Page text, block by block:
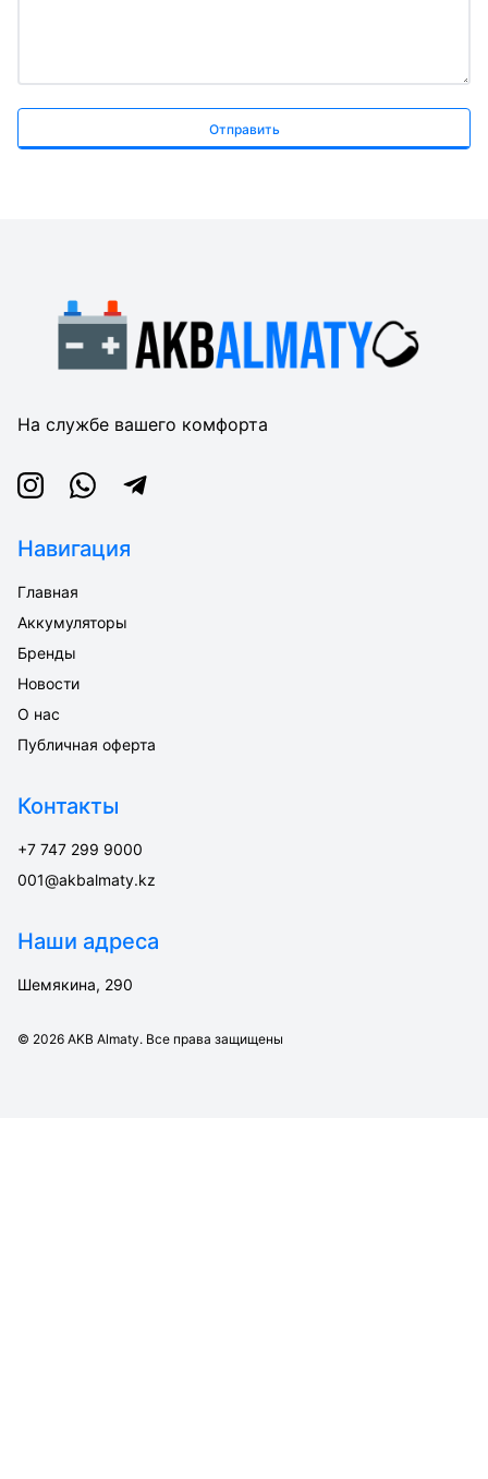
Отправить
На службе вашего комфорта
InstagramWhatsappTelegram
Навигация
Главная
Аккумуляторы
Бренды
Новости
О нас
Публичная оферта
Контакты
+7 747 299 9000
001@akbalmaty.kz
Наши адреса
Шемякина, 290
© 2026 AKB Almaty. Все права защищены